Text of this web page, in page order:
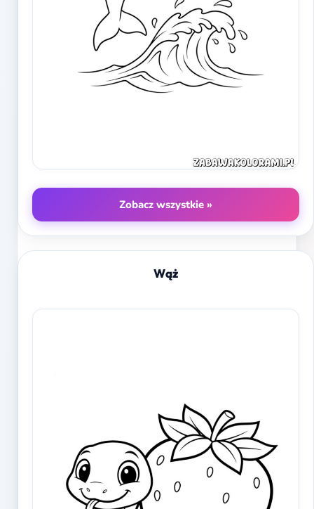
Zobacz wszystkie »
Wąż